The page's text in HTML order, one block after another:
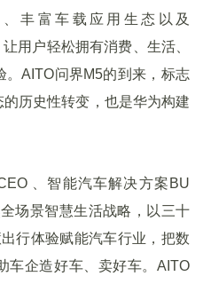
、丰富车载应用生态以及
用户轻松拥有消费、生活、
。AITO问界M5的到来，标志
历史性转变，也是华为构建
、智能汽车解决方案BU
场景智慧生活战略，以三十
行体验赋能汽车行业，把数
车企造好车、卖好车。AITO